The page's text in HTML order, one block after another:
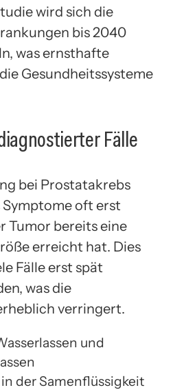
wird sich die
bis 2040
was ernsthafte
Gesundheitssysteme
Fälle
bei Prostatakrebs
Symptome oft erst
Tumor bereits eine
erreicht hat. Dies
Fälle erst spät
was die
verringert.
und
der Samenflüssigkeit